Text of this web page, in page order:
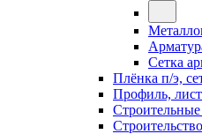
Сетка
Плёнка п/э,
Профиль,